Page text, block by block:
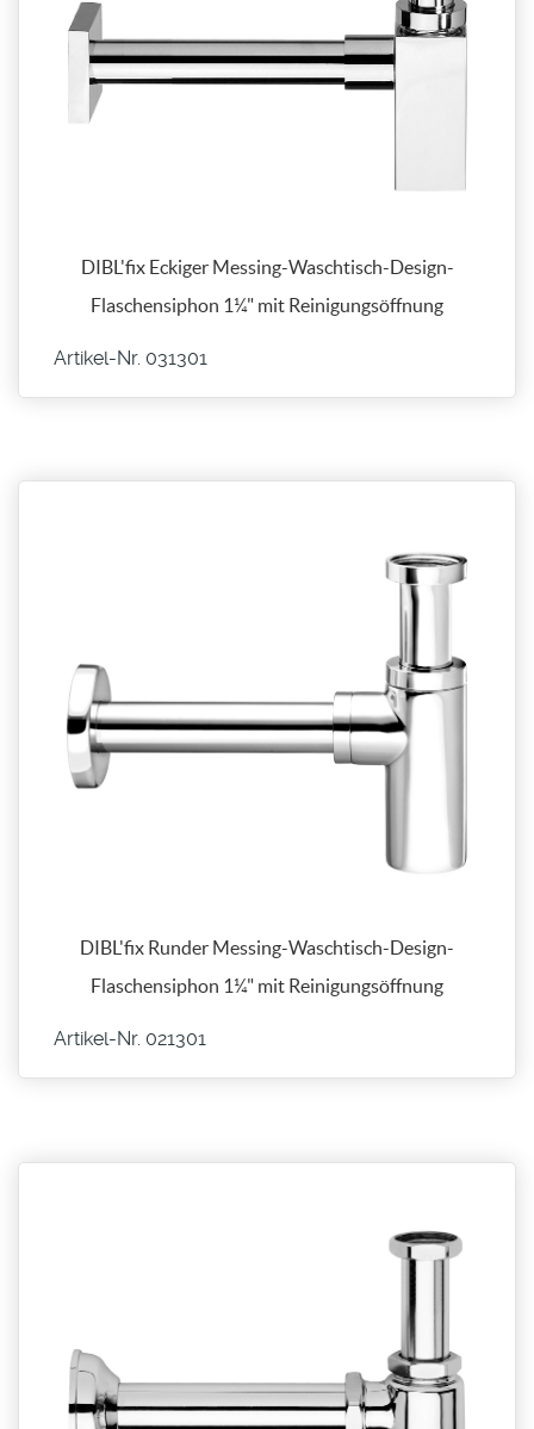
DIBL'fix Eckiger Messing-Waschtisch-Design-
Flaschensiphon 1¼" mit Reinigungsöffnung
Artikel-Nr. 031301
DIBL'fix Runder Messing-Waschtisch-Design-
Flaschensiphon 1¼" mit Reinigungsöffnung
Artikel-Nr. 021301